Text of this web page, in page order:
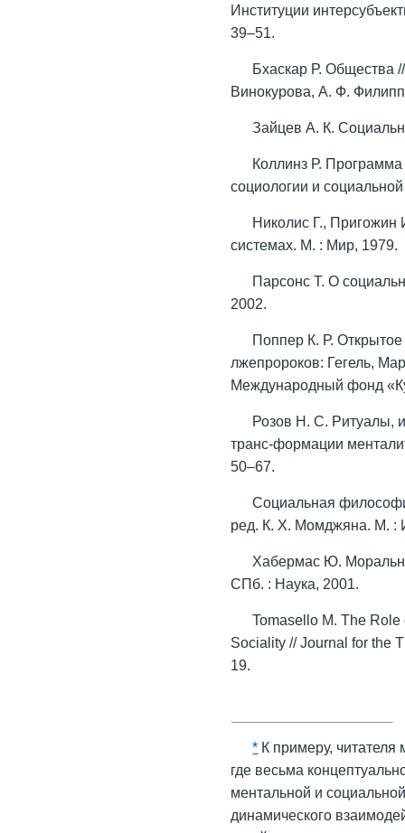
Институции
39–51.
Бхаскар Р. Общества
Винокурова, А. Ф.
Зайцев А. К.
Коллинз Р.
социологии и
Николис Г.,
системах. М. : Мир, 1979.
Парсонс Т. О
2002.
Поппер К. Р.
лжепророков: Гегель,
Международный фонд
Розов Н. С. Ритуалы,
транс-формации
50–67.
Социальная
ред. К. Х. Момджяна. М.
Хабермас Ю.
СПб. : Наука, 2001.
Tomasello M. The
Sociality // Journal for the
19.
* К примеру, читателя
где весьма
ментальной и
динамического